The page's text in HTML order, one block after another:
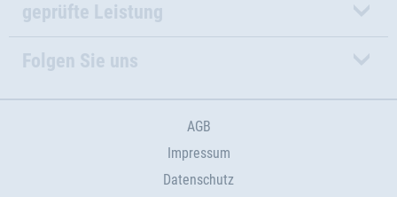
geprüfte Leistung
Folgen Sie uns
AGB
Impressum
Datenschutz